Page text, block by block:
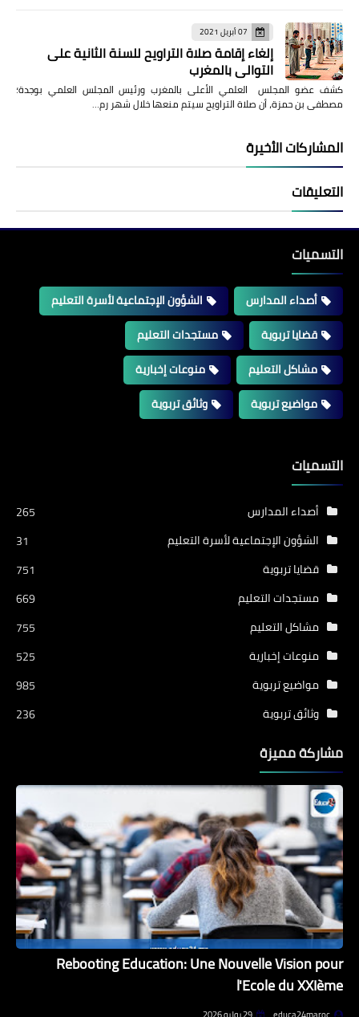
07 أبريل 2021
إلغاء إقامة صلاة التراويح للسنة الثانية على
التوالي بالمغرب
كشف عضو المجلس العلمي الأعلى بالمغرب ورئيس المجلس العلمي بوجدة؛
مصطفى بن حمزة، أن صلاة التراويح سيتم منعها خلال شهر رم…
المشاركات الأخيرة
التعليقات
التسميات
أصداء المدارس
الشؤون الإجتماعية لأسرة التعليم
قضايا تربوية
مستجدات التعليم
مشاكل التعليم
منوعات إخبارية
مواضيع تربوية
وثائق تربوية
التسميات
أصداء المدارس
265
الشؤون الإجتماعية لأسرة التعليم
31
قضايا تربوية
751
مستجدات التعليم
669
مشاكل التعليم
755
منوعات إخبارية
525
مواضيع تربوية
985
وثائق تربوية
236
مشاركة مميزة
Rebooting Education: Une Nouvelle Vision pour
l'Ecole du XXIème